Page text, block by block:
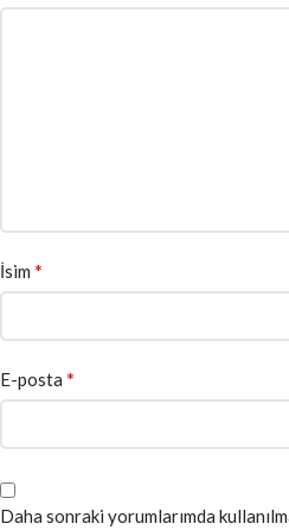
İsim *
E-posta *
Daha sonraki yorumlarımda